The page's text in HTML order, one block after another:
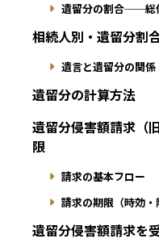
遺留分の割合──総
相続人別・遺留分割
遺言と遺留分の関係
遺留分の計算方法
遺留分侵害額請求（
限
請求の基本フロー
請求の期限（時効・
遺留分侵害額請求を